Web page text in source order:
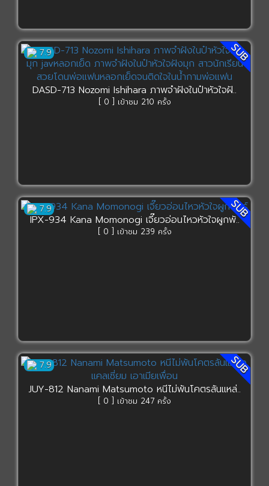
7.9 SUB
DASD-713 Nozomi Ishihara ภาพจำฝังในป๋าหัวใจฝั..
[ 0 ] เข้าชม 210 ครั้ง
7.9 SUB
IPX-934 Kana Momonogi เจี๊ยวอ่อนไหวหัวใจผูกพั..
[ 0 ] เข้าชม 239 ครั้ง
7.9 SUB
JUY-812 Nanami Matsumoto หนีไม่พ้นโคตรล้นแหล่..
[ 0 ] เข้าชม 247 ครั้ง